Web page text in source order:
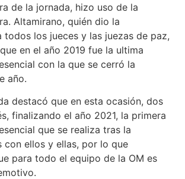
de la jornada, hizo uso de la
Altamirano, quién dio la
todos los jueces y las juezas de paz,
en el año 2019 fue la ultima
con la que se cerró la
año.
destacó que en esta ocasión, dos
finalizando el año 2021, la primera
que se realiza tras la
con ellos y ellas, por lo que
para todo el equipo de la OM es